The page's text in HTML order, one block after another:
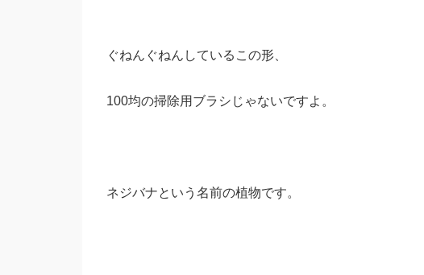
ぐねんぐねんしているこの形、
100均の掃除用ブラシじゃないですよ。
ネジバナという名前の植物です。